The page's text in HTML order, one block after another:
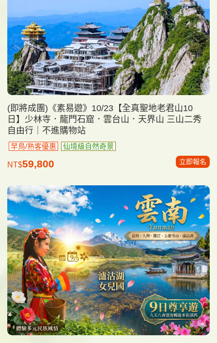
(即將成團)《素易遊》10/23【全真聖地老君山10
日】少林寺．龍門石窟．雲台山．天界山 三山二秀
自由行｜不進購物站
早鳥/熟客優惠 仙境級自然奇景
NT$59,800 立即報名